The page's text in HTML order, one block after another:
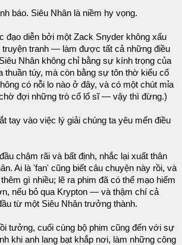
báo. Siêu Nhân là niềm hy vọng.
diễn bởi một Zack Snyder không xấu
truyện tranh — làm được tất cả những điều
Nhân không chỉ bằng sự kính trọng của
thuần túy, mà còn bằng sự tôn thờ kiểu cổ
có nỗi lo nào ở đây, và có một chút mỉa
đợi những trò cổ lổ sĩ — vậy thì đừng.)
tay vào việc lý giải chúng ta yêu mến điều
chậm rãi và bất định, nhắc lại xuất thân
Ai là 'fan' cũng biết câu chuyện này rồi, và
gì nhiều; lẽ ra phim đã có thể mạo hiểm
nếu bỏ qua Krypton — và thậm chí cả
từ một Siêu Nhân trưởng thành.
tưởng, cuối cùng bộ phim cũng đến với sự
khi anh lang bạt khắp nơi, làm những công